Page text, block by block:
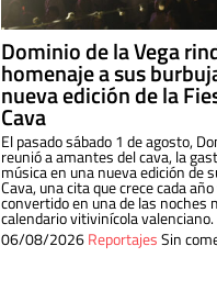
Dominio de la Vega
homenaje a sus
nueva edición de la
Cava
El pasado sábado 1 de agosto,
reunió a amantes del cava, la
música en una nueva edición de
Cava, una cita que crece cada
convertido en una de las noches
calendario vitivinícola valenciano.
06/08/2026ReportajesSin